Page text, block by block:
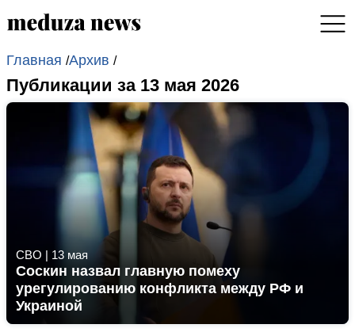
Главная /Архив /
Публикации за 13 мая 2026
СВО | 13 мая
Соскин назвал главную помеху
урегулированию конфликта между РФ и
Украиной